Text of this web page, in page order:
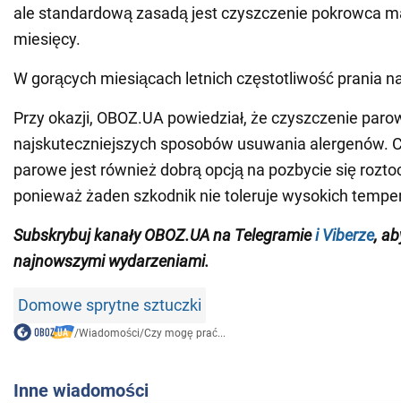
ale standardową zasadą jest czyszczenie pokrowca
miesięcy.
W gorących miesiącach letnich częstotliwość prania
Przy okazji, OBOZ.UA powiedział, że czyszczenie
najskuteczniejszych sposobów usuwania alergenów.
parowe jest również dobrą opcją na pozbycie się
ponieważ żaden szkodnik nie toleruje wysokich
Subskrybuj kanały OBOZ.UA na TelegramieiViberze,
najnowszymi wydarzeniami.
Domowe sprytne sztuczki
/Wiadomości/Czy mogę prać...
Inne wiadomości